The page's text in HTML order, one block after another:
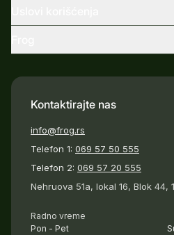
Kontaktirajte nas
info@frog.rs
Telefon 1: 069 57 50 555
Telefon 2: 069 57 20 555
Nehruova 51a, lokal 16, Blok 44,
Radno vreme
Pon - Pet